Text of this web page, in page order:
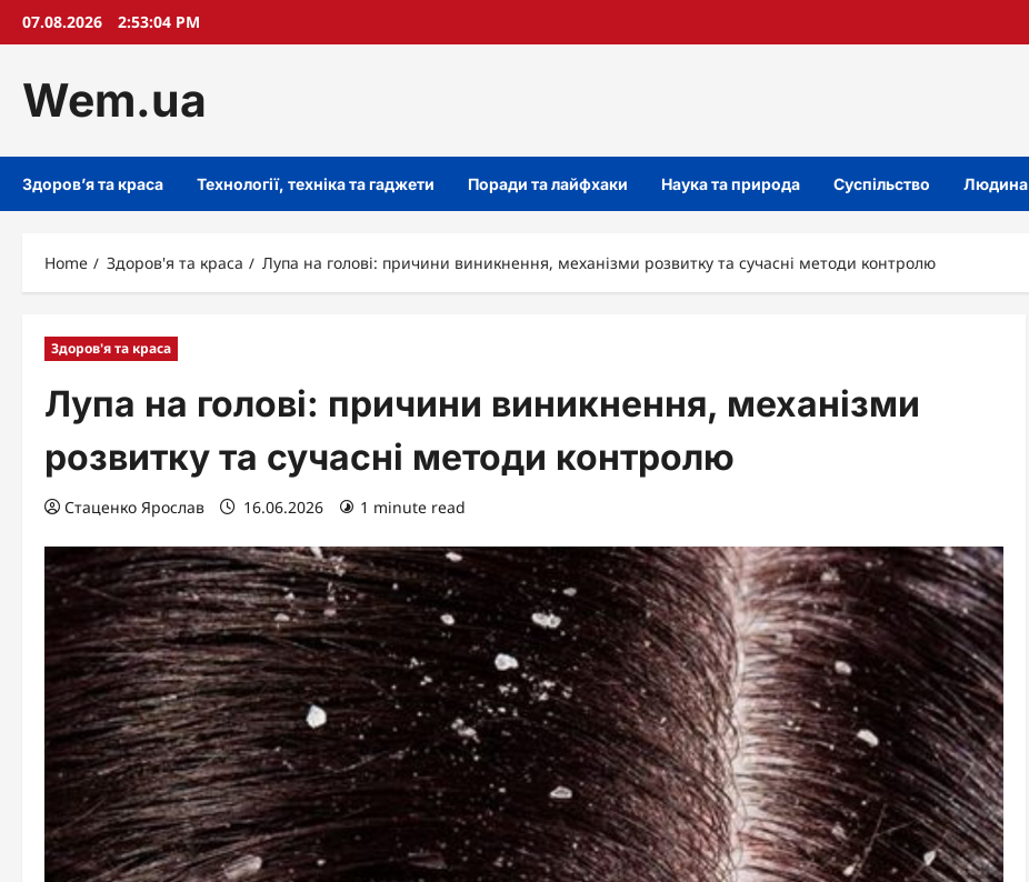
Skip07.08.2026 2:53:05 PM
Wem.ua
Здоров’я та краса Технології, техніка та гаджети Поради та лайфхаки Наука та природа Суспільство Людина
Home Здоров'я та краса Лупа на голові: причини виникнення, механізми розвитку та сучасні методи контролю
Здоров'я та краса
Лупа на голові: причини виникнення, механізми
розвитку та сучасні методи контролю
Стаценко Ярослав 16.06.2026 1 minute read